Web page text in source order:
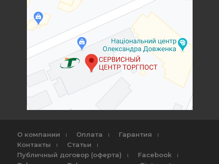
О компании Оплата
Гарантия
Контакты
Статьи
Публичный договор (оферта)
Facebook